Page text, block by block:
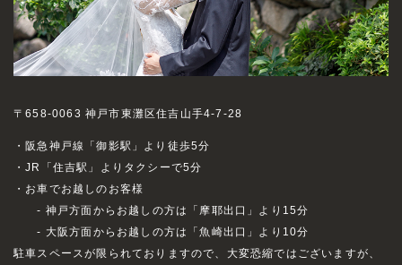
〒658-0063 神戸市東灘区住吉山手4-7-28
・阪急神戸線「御影駅」より徒歩5分
・JR「住吉駅」よりタクシーで5分
・お車でお越しのお客様
- 神戸方面からお越しの方は「摩耶出口」より15分
- 大阪方面からお越しの方は「魚崎出口」より10分
駐車スペースが限られておりますので、大変恐縮ではございますが、